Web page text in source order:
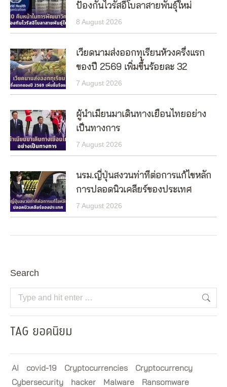
ป้องกันไวรัสอีโบลาสายพันธุ์ใหม่
8 August 2026
เวียดนามส่งออกทุเรียนห้วงครึ่งแรก
ของปี 2569 เพิ่มขึ้นร้อยละ 32
7 August 2026
ผู้นำเมียนมาเดินทางเยือนไทยอย่าง
เป็นทางการ
7 August 2026
นรม.ญี่ปุ่นสงวนท่าทีต่อการแก้ไขหลัก
การปลอดนิวเคลียร์ของประเทศ
7 August 2026
Search
Search:
TAG ยอดนิยม
AI covid-19 Cryptocurrencies
Cryptocurrency
Cybersecurity
hacker Malware
Ransomware